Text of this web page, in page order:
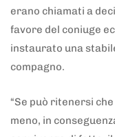
erano chiamati a
favore del coniuge
instaurato una
compagno.
“Se può ritenersi
meno, in